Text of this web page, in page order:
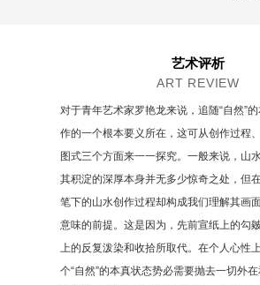
艺术评析
ART REVIEW
对于青年艺术家罗艳龙来说，追随“自然”
作的一个根本要义所在，这可从创作过程
图式三个方面来一一探究。一般来说，山
其积淀的深厚本身并无多少惊奇之处，但
笔下的山水创作过程却构成我们理解其画
意味的前提。这是因为，先前宣纸上的勾
上的反复泼染和收拾所取代。在个人心性
个“自然”的本真状态势必需要抛去一切外在